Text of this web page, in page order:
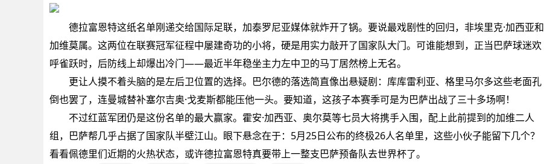
德拉富恩特这纸名单刚递交给国际足联，加泰罗尼亚媒体就炸开了锅。要说最戏剧性的回归，非埃里克·加西亚和
加维莫属。这两位在联赛冠军征程中屡建奇功的小将，硬是用实力敲开了国家队大门。可谁能想到，正当巴萨球迷欢
呼雀跃时，后防线上却爆出冷门——最近半年稳坐主力左中卫的马丁居然榜上无名。
更让人摸不着头脑的是左后卫位置的选择。巴尔德的落选简直像出悬疑剧：库库雷利亚、格里马尔多这些老面孔
倒也罢了，连曼城替补塞尔吉奥·戈麦斯都能压他一头。要知道，这孩子本赛季可是为巴萨出战了三十多场啊！
不过红蓝军团仍是这份名单的最大赢家。霍安·加西亚、奥尔莫等七员大将携手入围，配上此前提到的加维二人
组，巴萨帮几乎占据了国家队半壁江山。眼下悬念在于：5月25日公布的终极26人名单里，这些小伙子能留下几个？
看看佩德里们近期的火热状态，或许德拉富恩特真要带上一整支巴萨预备队去世界杯了。